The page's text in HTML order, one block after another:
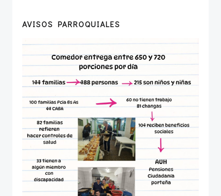
AVISOS PARROQUIALES